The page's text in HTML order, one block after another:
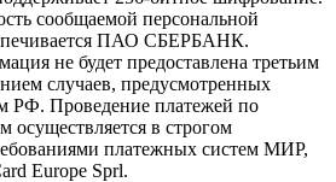
сообщаемой персональной
ПАО СБЕРБАНК.
не будет предоставлена третьим
случаев, предусмотренных
РФ. Проведение платежей по
осуществляется в строгом
платежных систем МИР,
Europe Sprl.